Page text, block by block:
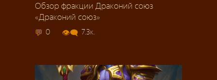
Обзор фракции Драконий союз
«Драконий союз»
0 7.3к.